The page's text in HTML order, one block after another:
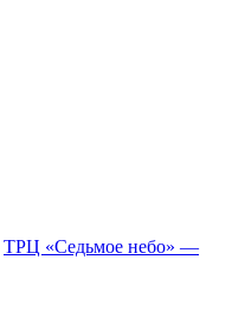
ТРЦ «Седьмое небо» —